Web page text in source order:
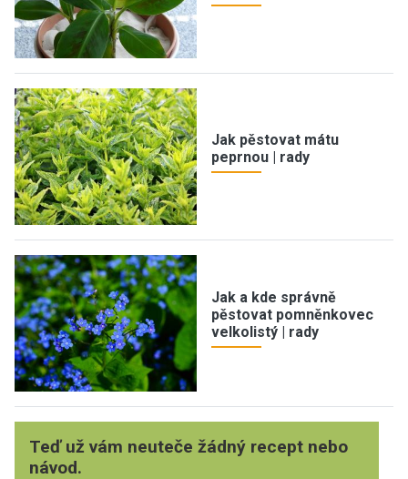
Jak pěstovat mátu
peprnou | rady
Jak a kde správně
pěstovat pomněnkovec
velkolistý | rady
Teď už vám neuteče žádný recept nebo
návod.